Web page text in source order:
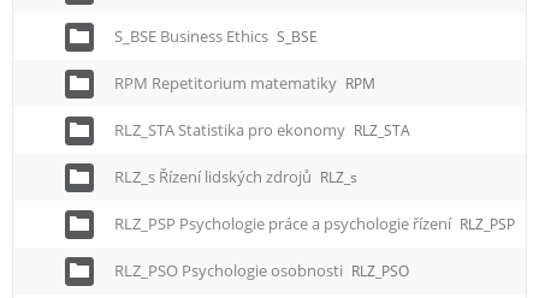
S_BSE Business Ethics S_BSE
RPM Repetitorium matematiky RPM
RLZ_STA Statistika pro ekonomy RLZ_STA
RLZ_s Řízení lidských zdrojů RLZ_s
RLZ_PSP Psychologie práce a psychologie řízení RLZ_PSP
RLZ_PSO Psychologie osobnosti RLZ_PSO